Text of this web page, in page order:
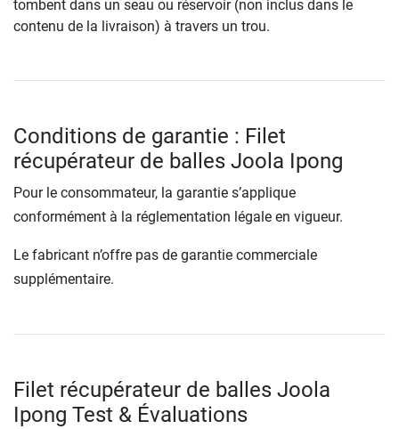
tombent dans un seau ou réservoir (non inclus dans le
contenu de la livraison) à travers un trou.
Conditions de garantie : Filet
récupérateur de balles Joola Ipong
Pour le consommateur, la garantie s’applique
conformément à la réglementation légale en vigueur.
Le fabricant n’offre pas de garantie commerciale
supplémentaire.
Filet récupérateur de balles Joola
Ipong Test & Évaluations